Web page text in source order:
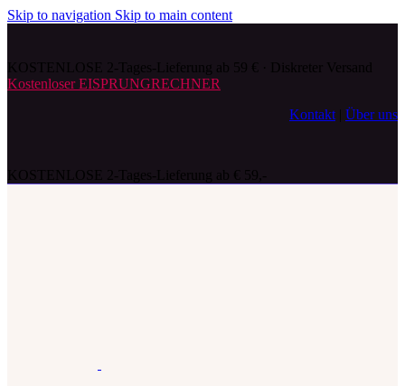
Skip to navigation Skip to main content
Kostenloser EISPRUNGRECHNER
Kontakt
Über uns